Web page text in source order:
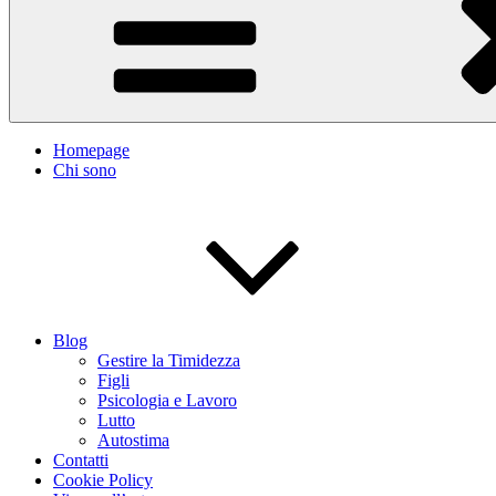
Homepage
Chi sono
Blog
Gestire la Timidezza
Figli
Psicologia e Lavoro
Lutto
Autostima
Contatti
Cookie Policy